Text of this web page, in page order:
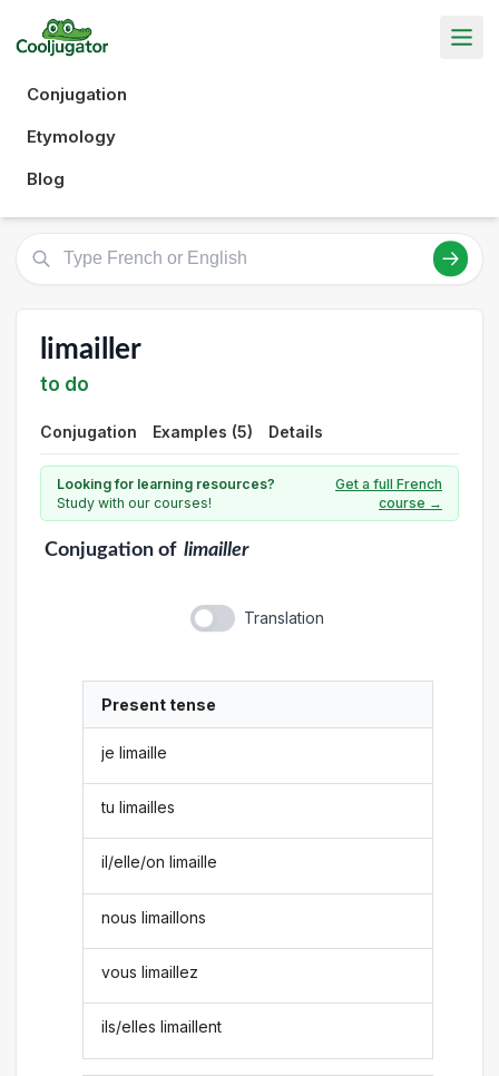
Conjugation
Etymology
Blog
limailler
to do
Conjugation Examples (5) Details
Looking for learning resources?
Study with our courses!
Get a full French
course →
Conjugationof limailler
Translation
Present tense
je limaille
tu limailles
il/elle/on limaille
nous limaillons
vous limaillez
ils/elles limaillent